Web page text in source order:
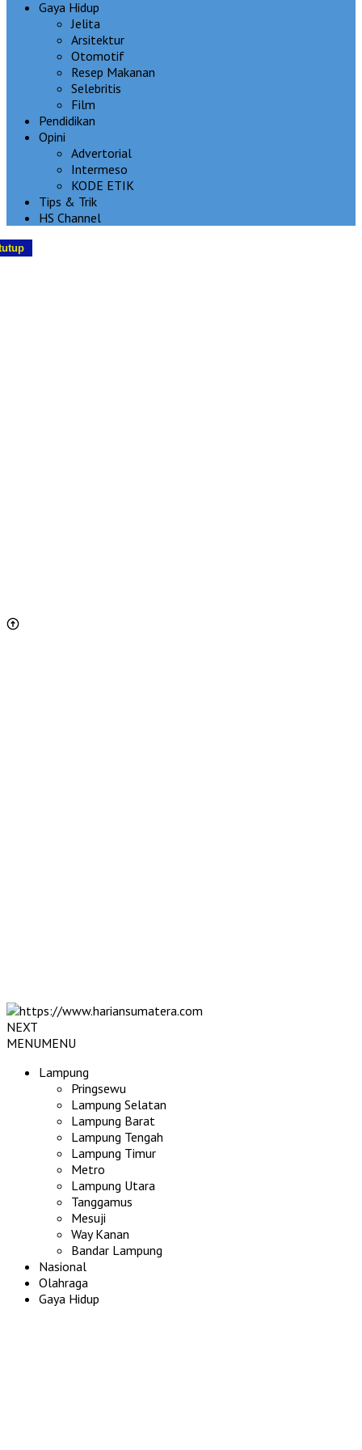
Gaya Hidup
Jelita
Arsitektur
Otomotif
Resep Makanan
Selebritis
Film
Pendidikan
Opini
Advertorial
Intermeso
KODE ETIK
Tips & Trik
HS Channel
NEXT
MENUMENU
Lampung
Pringsewu
Lampung Selatan
Lampung Barat
Lampung Tengah
Lampung Timur
Metro
Lampung Utara
Tanggamus
Mesuji
Way Kanan
Bandar Lampung
Nasional
Olahraga
Gaya Hidup